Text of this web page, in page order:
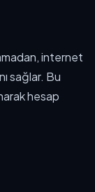
internet
sağlar. Bu
hesap